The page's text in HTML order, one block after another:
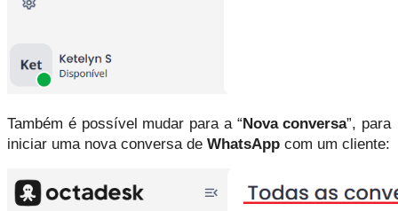
Também é possível mudar para a “Nova conversa”, para
iniciar uma nova conversa de WhatsApp com um cliente: